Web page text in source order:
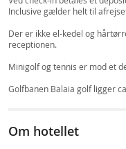
Inclusive gælder helt til
Der er ikke el-kedel og
receptionen.
Minigolf og tennis er mod et
Golfbanen Balaia golf ligger
Om hotellet